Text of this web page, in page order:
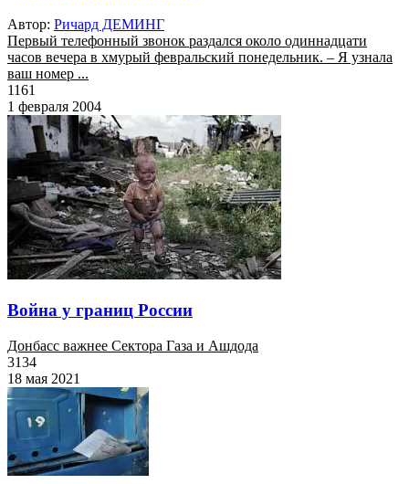
Автор: Ричард ДЕМИНГ
Первый телефонный звонок раздался около одиннадцати
часов вечера в хмурый февральский понедельник. – Я узнала
ваш номер ...
1161
1 февраля 2004
Война у границ России
Донбасс важнее Сектора Газа и Ашдода
3134
18 мая 2021